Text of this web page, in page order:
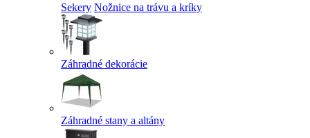
Sekery Nožnice na trávu a kríky
Záhradné dekorácie
Záhradné stany a altány